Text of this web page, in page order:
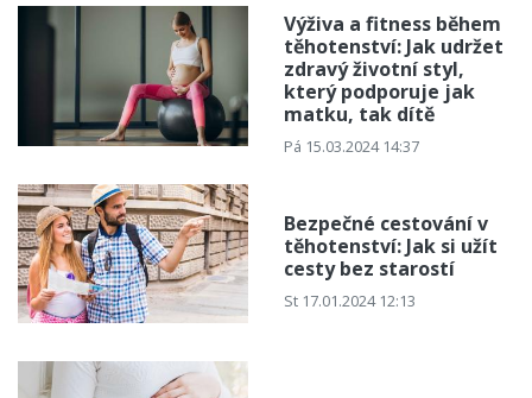
Výživa a fitness během
těhotenství: Jak udržet
zdravý životní styl,
který podporuje jak
matku, tak dítě
Pá 15.03.2024 14:37
Bezpečné cestování v
těhotenství: Jak si užít
cesty bez starostí
St 17.01.2024 12:13